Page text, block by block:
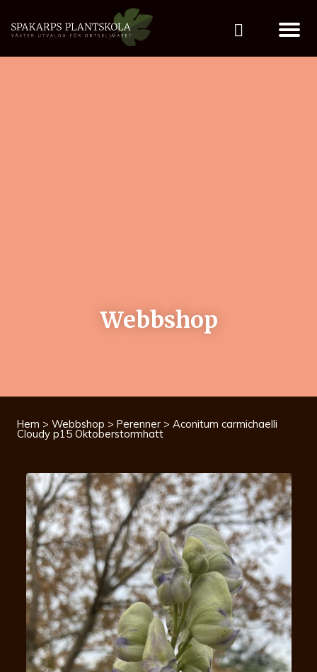
Webbshop
Hem > Webbshop > Perenner > Aconitum carmichaelli
Cloudy p15 Oktoberstormhatt